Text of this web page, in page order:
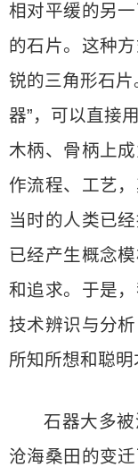
相对平缓的另
的石片。这种
锐的三角形石
器”，可以直接
木柄、骨柄上
作流程、工艺
当时的人类已
已经产生概念
和追求。于是
技术辨识与分
所知所想和聪明
石器大多
沧海桑田的变